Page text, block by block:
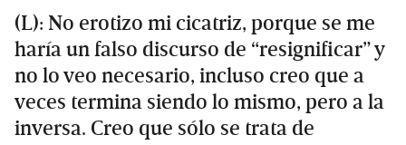
(L): No erotizo mi cicatriz, porque se me
haría un falso discurso de “resignificar” y
no lo veo necesario, incluso creo que a
veces termina siendo lo mismo, pero a la
inversa. Creo que sólo se trata de